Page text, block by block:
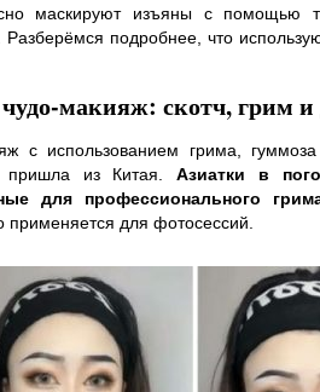
маскируют изъяны с помощью
подробнее, что
макияж: скотч, грим и
с использованием грима,
пришла из Китая.Азиатки в
для профессионального
применяется для фотосессий.